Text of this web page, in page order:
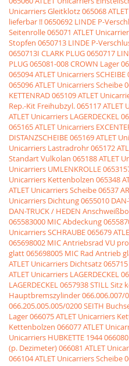
Unicarriers Gleitklotz065068
lieferbar !!0650692 LINDE P-
Seitenrolle065071 ATLET
Stopfen 0650713 LINDE P-
0650713I CLARK PLUG0650717
PLUG065081-008 CROWN Lager
065094 ATLET Unicarriers SCHEIBE
065096 ATLET Unicarriers Scheibe
KETTENRAD065109 ATLET
Rep.-Kit Freihubzyl.065117 ATLET
ATLET Unicarriers LAGERDECKEL
065165 ATLET Unicarriers
DISTANZSCHEIBE065169 ATLET
Unicarriers Lastradrohr065172
Standart Vulkolan 065188 ATLET
Unicarriers UMLENKROLLE
Unicarriers Kettenbolzen 065348
ATLET Unicarriers Scheibe06537
Unicarriers Dichtung0655010
DAN-TRUCK / HEDEN
065583000 MIC Abdeckung
Unicarriers SCHRAUBE065679
065698002 MIC Antriebsrad VU
glatt065698005 MIC Rad Antrieb
ATLET Unicarriers Dichtsatz
ATLET Unicarriers LAGERDECKEL
LAGERDECKEL0657938 STILL Sitz
Hauptbremszylinder066.006.007/
066.205.005.005/0200 SEITH
Lager066075 ATLET Unicarriers
Kettenbolzen 066077 ATLET
Unicarriers HUBKETTE 1944
(p. Dezimeter)066081 ATLET
066104 ATLET Unicarriers Scheibe